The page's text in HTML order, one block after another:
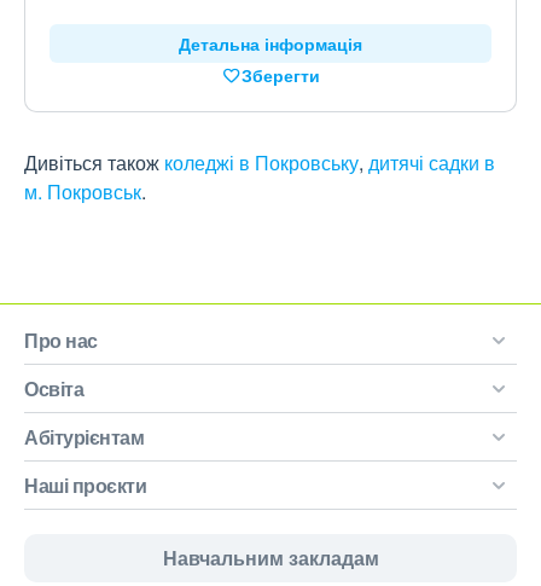
Детальна інформація
Зберегти
Дивіться також коледжі в Покровську, дитячі садки в
м. Покровськ.
Про нас
Освіта
Абітурієнтам
Наші проєкти
Навчальним закладам